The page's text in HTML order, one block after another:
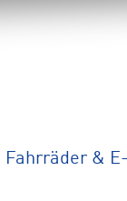
Fahrräder &